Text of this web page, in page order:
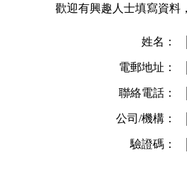
歡迎有興趣人士填寫資料
姓名：
電郵地址：
聯絡電話：
公司/機構：
驗證碼：